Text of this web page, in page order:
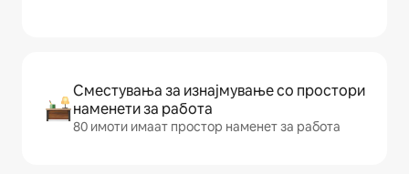
Сместувања за изнајмување со простори
наменети за работа
80 имоти имаат простор наменет за работа